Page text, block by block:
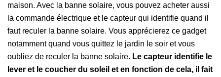
maison. Avec la banne solaire, vous pouvez acheter aussi
la commande électrique et le capteur qui identifie quand il
faut reculer la banne solaire. Vous apprécierez ce gadget
notamment quand vous quittez le jardin le soir et vous
oubliez de reculer la banne solaire. Le capteur identifie le
lever et le coucher du soleil et en fonction de cela, il fait